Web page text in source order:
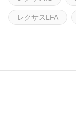
レクサスLFA